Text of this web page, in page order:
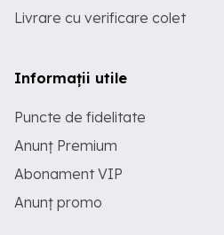
Livrare cu verificare colet
Informații utile
Puncte de fidelitate
Anunț Premium
Abonament VIP
Anunț promo